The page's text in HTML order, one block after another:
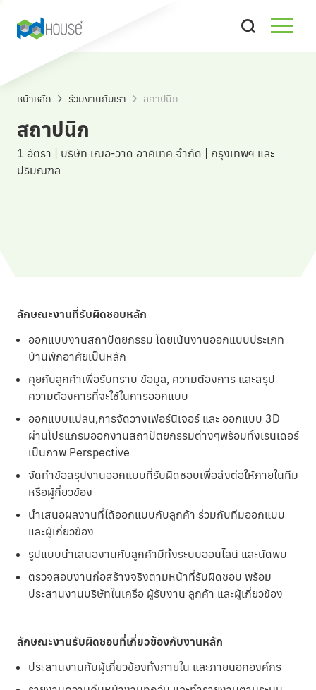
หน้าหลัก ร่วมงานกับเรา สถาปนิก
สถาปนิก
1 อัตรา บริษัท เฌอ-วาด อาคิเทค จำกัด
กรุงเทพฯ และ
ปริมณฑล
สถาปนิก
ลักษณะงานที่รับผิดชอบหลัก
ออกแบบงานสถาปัตยกรรม โดยเน้นงานออกแบบประเภท
บ้านพักอาศัยเป็นหลัก
คุยกับลูกค้าเพื่อรับทราบ ข้อมูล, ความต้องการ และสรุป
ความต้องการที่จะใช้ในการออกแบบ
ออกแบบแปลน,การจัดวางเฟอร์นิเจอร์ และ ออกแบบ 3D
ผ่านโปรแกรมออกงานสถาปัตยกรรมต่างๆพร้อมทั้งเรนเดอร์
เป็นภาพ Perspective
จัดทำข้อสรุปงานออกแบบที่รับผิดชอบเพื่อส่งต่อให้ภายในทีม
หรือผู้กี่ยวข้อง
นำเสนอผลงานที่ได้ออกแบบกับลูกค้า ร่วมกับทีมออกแบบ
และผู้เกี่ยวข้อง
รูปแบบนำเสนองานกับลูกค้ามีทั้งระบบออนไลน์ และนัดพบ
ตรวจสอบงานก่อสร้างจริงตามหน้าที่รับผิดชอบ พร้อม
ประสานงานบริษัทในเครือ ผู้รับงาน ลูกค้า และผู้เกี่ยวข้อง
ลักษณะงานรับผิดชอบที่เกี่ยวข้องกับงานหลัก
ประสานงานกับผู้เกี่ยวข้องทั้งภายใน และภายนอกองค์กร